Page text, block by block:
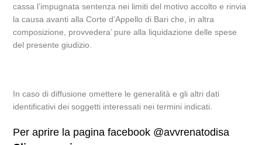
cassa l’impugnata sentenza nei limiti del motivo accolto e rinvia
la causa avanti alla Corte d’Appello di Bari che, in altra
composizione, provvedera’ pure alla liquidazione delle spese
del presente giudizio.
In caso di diffusione omettere le generalità e gli altri dati
identificativi dei soggetti interessati nei termini indicati.
Per aprire la pagina facebook @avvrenatodisa